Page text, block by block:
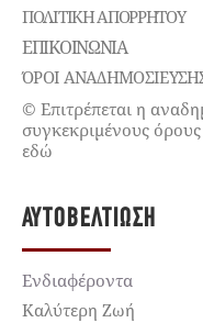
ΠΟΛΙΤΙΚΉ ΑΠΟΡΡΉΤΟΥ
ΕΠΙΚΟΙΝΩΝΊΑ
ΌΡΟΙ
© Επιτρέπεται η
συγκεκριμένους
εδώ
ΑΥΤΟΒΕΛΤΊΩΣΗ
Ενδιαφέροντα
Καλύτερη Ζωή